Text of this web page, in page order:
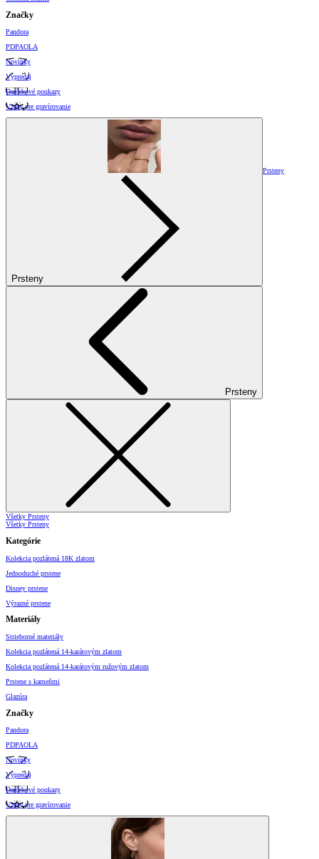
Značky
Pandora
PDPAOLA
Novinky
Výpredaj
Darčekové poukazy
Vzory pre gravírovanie
Prsteny
Prsteny
Prsteny
Všetky Prsteny
Všetky Prsteny
Kategórie
Kolekcia pozlátená 18K zlatom
Jednoduché prstene
Disney prstene
Výrazné prstene
Materiály
Strieborné materiály
Kolekcia pozlátená 14-karátovým zlatom
Kolekcia pozlátená 14-karátovým ružovým zlatom
Prstene s kameňmi
Glazúra
Značky
Pandora
PDPAOLA
Novinky
Výpredaj
Darčekové poukazy
Vzory pre gravírovanie